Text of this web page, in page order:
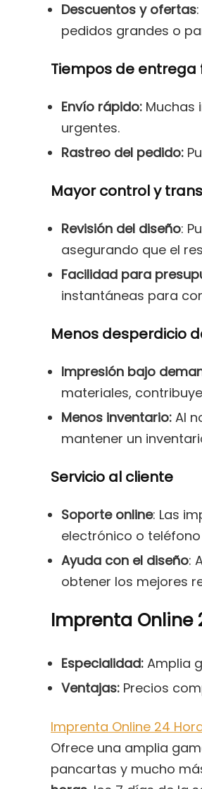
Descuentos y ofertas
pedidos grandes o
Tiempos de entrega
Envío rápido: Muchas
urgentes.
Rastreo del pedido:
Mayor control y
Revisión del diseño:
asegurando que el
Facilidad para
instantáneas para
Menos desperdicio
Impresión bajo
materiales,
Menos inventario: Al
mantener un
Servicio al cliente
Soporte online: Las
electrónico o
Ayuda con el diseño:
obtener los mejores
Imprenta Online
Especialidad: Amplia
Ventajas: Precios
Imprenta Online 24
Ofrece una amplia
pancartas y mucho